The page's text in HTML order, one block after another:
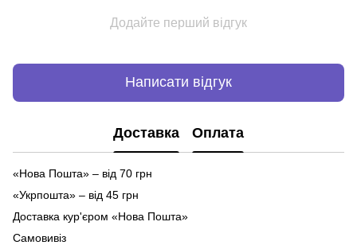
Додайте перший відгук
Написати відгук
Доставка Оплата
«Нова Пошта» – від 70 грн
«Укрпошта» – від 45 грн
Доставка кур'єром «Нова Пошта»
Самовивіз